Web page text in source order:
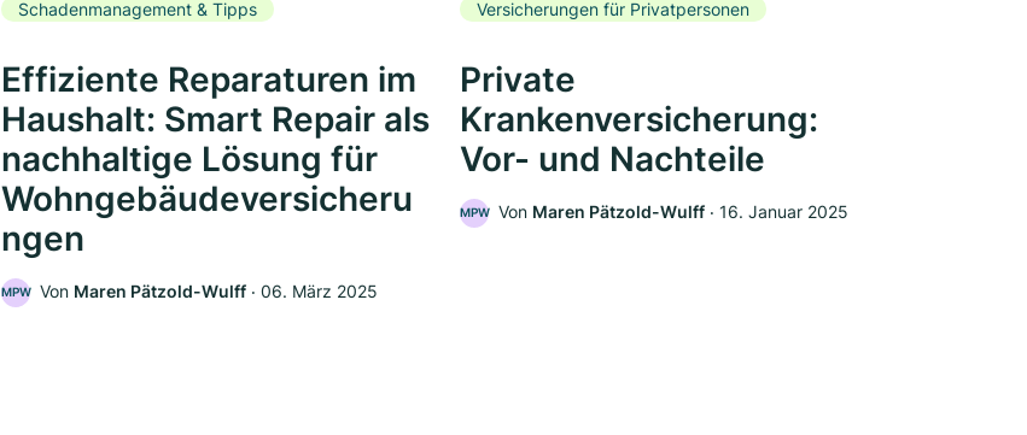
Schadenmanagement & Tipps
Effiziente Reparaturen im
Haushalt: Smart Repair als
nachhaltige Lösung für
Wohngebäudeversicheru
ngen
MPW Von Maren Pätzold-Wulff ‧ 06. März 2025
Versicherungen für Privatpersonen
Private
Krankenversicherung:
Vor- und Nachteile
MPW Von Maren Pätzold-Wulff ‧ 16. Januar 2025